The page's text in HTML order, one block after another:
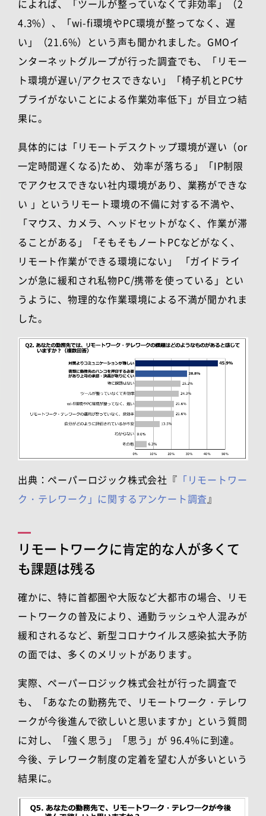
によれば、「ツールが整っていなくて非効率」（2
4.3%）、「wi-fi環境やPC環境が整ってなく、遅
い」（21.6%）という声も聞かれました。 GMOイ
ンターネットグループが行った調査でも、「リモー
ト環境が遅い/アクセスできない」「椅子机とPCサ
プライがないことによる作業効率低下」が目立つ結
果に。
具体的には「リモートデスクトップ環境が遅い（or
一定時間遅くなる)ため、 効率が落ちる」「IP制限
でアクセスできない社内環境があり、業務ができな
い 」というリモート環境の不備に対する不満や、
「マウス、カメラ、ヘッドセットがなく、作業が滞
ることがある」「そもそもノートPCなどがなく、
リモート作業ができる環境にない」 「ガイドライ
ンが急に緩和され私物PC/携帯を使っている」とい
うように、物理的な作業環境による不満が聞かれま
した。
出典：ペーパーロジック株式会社『 「リモートワー
ク・テレワーク」に関するアンケート調査 』
リモートワークに肯定的な人が多くて
も課題は残る
確かに、特に首都圏や大阪など大都市の場合、リモ
ートワークの普及により、通勤ラッシュや人混みが
緩和されるなど、新型コロナウイルス感染拡大予防
の面では、多くのメリットがあります。
実際、ペーパーロジック株式会社が行った調査で
も、「あなたの勤務先で、リモートワーク・テレワ
ークが今後進んで欲しいと思いますか」という質問
に対し、「強く思う」「思う」が 96.4%に到達。
今後、テレワーク制度の定着を望む人が多いという
結果に。